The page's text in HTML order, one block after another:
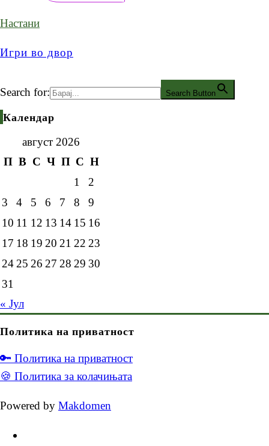
Настани
Игри во двор
Search for: Search Button
Календар
август 2026
П В С Ч П С Н
1
2
3
4 5 6 7 8
9
10 11 12 13 14 15 16
17 18 19 20 21 22 23
24 25 26 27 28 29 30
31
« Јул
Политика на приватност
🔑 Политика на приватност
🍪 Политика за колачињата
Powered by Makdomen